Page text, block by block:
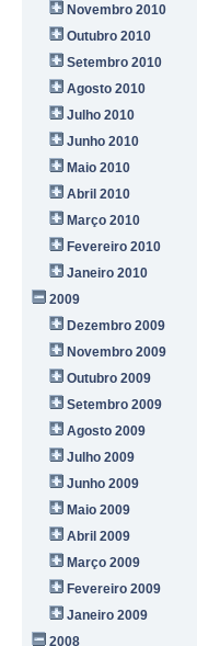
Novembro 2010
Outubro 2010
Setembro 2010
Agosto 2010
Julho 2010
Junho 2010
Maio 2010
Abril 2010
Março 2010
Fevereiro 2010
Janeiro 2010
2009
Dezembro 2009
Novembro 2009
Outubro 2009
Setembro 2009
Agosto 2009
Julho 2009
Junho 2009
Maio 2009
Abril 2009
Março 2009
Fevereiro 2009
Janeiro 2009
2008